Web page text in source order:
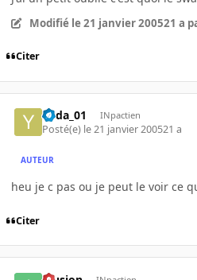
Modifié le 21 janvier 200521 a
Citer
Yoda_01 INpactien
Posté(e) le 21 janvier 200521 a
AUTEUR
heu je c pas ou je peut le voir ce
Citer